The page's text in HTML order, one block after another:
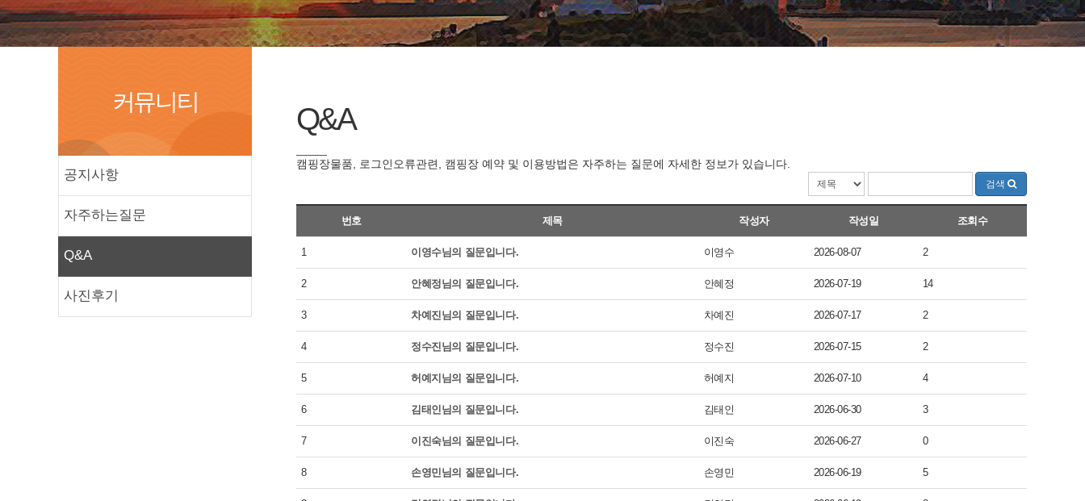
커뮤니티
공지사항
자주하는질문
Q&A
사진후기
Q&A
캠핑장물품, 로그인오류관련, 캠핑장 예약 및 이용방법은 자주하는 질문에 자세한 정보가 있습니다.
검색
번호 제목 작성자 작성일 조회수
1 이영수님의 질문입니다. 이영수 2026-08-07 2
2 안혜정님의 질문입니다. 안혜정 2026-07-19 14
3 차예진님의 질문입니다. 차예진 2026-07-17 2
4 정수진님의 질문입니다. 정수진 2026-07-15 2
5 허예지님의 질문입니다. 허예지 2026-07-10 4
6 김태인님의 질문입니다. 김태인 2026-06-30 3
7 이진숙님의 질문입니다. 이진숙 2026-06-27 0
8 손영민님의 질문입니다. 손영민 2026-06-19 5